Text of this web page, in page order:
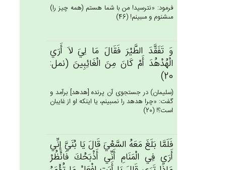
فرمود: «نترسيد! من با شما هستم (همه چيز را)
مى‏شنوم و مى‏بينم! (46)
وَ تَفَقَّدَ الطَّيْرَ فَقَال‌َ مَا لِي‌َ لاَ أَرَي‌
الْهُدْهُدَ أَم‌ْ كَان‌َ مِن‌َ الْغَائِبِين‌َ (نمل:
20)
(سليمان) در جستجوى آن پرنده [هدهد] برآمد و
گفت: «چرا هدهد را نمى‏بينم، يا اينكه او از غايبان
است؟! (20)
فَلَمَّا بَلَغ‌َ مَعَه‌ُ السَّعْي‌َ قَال‌َ يَا بُنَي‌َّ إِنِّي‌
أَرَي‌ فِي‌ الْمَنَام‌ِ أَنِّي‌ أَذْبَحُك‌َ فَانْظُرْ